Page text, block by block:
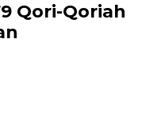
Qori-Qoriah